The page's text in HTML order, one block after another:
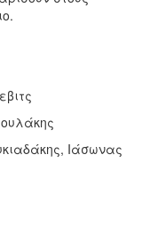
Ιάσωνας